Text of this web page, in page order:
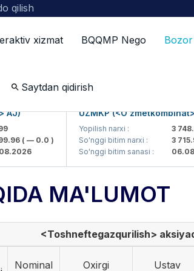
qilish
xizmat BQQMP Nego
Saytdan qidirish
( — 0.0 )
UZMKP (<O'zmetkombinat>
Yopilish narxi :
3 748.99
So'nggi bitim narxi :
3 715.99
So'nggi bitim sanasi :
MA'LUMOT
<Toshneftegazqurilish>
Nominal
Oxirgi
Ustav